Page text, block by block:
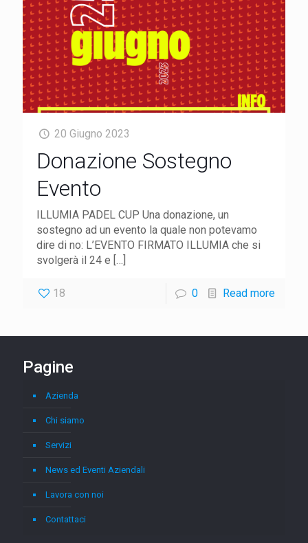
20 Giugno 2023
Donazione Sostegno
Evento
ILLUMIA PADEL CUP Una donazione, un
sostegno ad un evento la quale non potevamo
dire di no: L’EVENTO FIRMATO ILLUMIA che si
svolgerà il 24 e […]
18 0 Read more
Pagine
Azienda
Chi siamo
Servizi
News ed Eventi Aziendali
Lavora con noi
Contattaci